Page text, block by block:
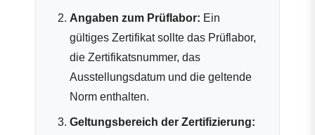
Angaben zum Prüflabor: Ein
gültiges Zertifikat sollte das Prüflabor,
die Zertifikatsnummer, das
Ausstellungsdatum und die geltende
Norm enthalten.
Geltungsbereich der Zertifizierung: